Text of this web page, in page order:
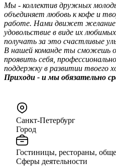
Мы - коллектив дружных
объединяет любовь к кофе и
работе. Нами движет желание
удовольствие в виде их
получать за это счастливые
В нашей команде ты сможешь
проявить себя,
поддержку в развитии твоего
Приходи - и мы обязательно
Санкт-Петербург
Город
Гостиницы, рестораны,
Сферы деятельности